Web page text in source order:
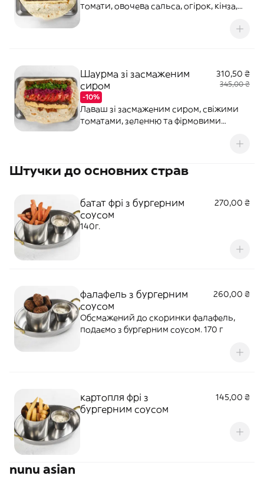
томати, овочева сальса, огірок, кінза,
Шаурма зі засмаженим
сиром
-10%
310,50 ₴
345,00 ₴
Лаваш зі засмаженим сиром, свіжими
томатами, зеленню та фірмовими
Штучки до основних страв
батат фрі з бургерним
соусом
270,00 ₴
140г.
фалафель з бургерним
соусом
260,00 ₴
Обсмажений до скоринки фалафель,
подаємо з бургерним соусом. 170 г
картопля фрі з
бургерним соусом
145,00 ₴
nunu asian